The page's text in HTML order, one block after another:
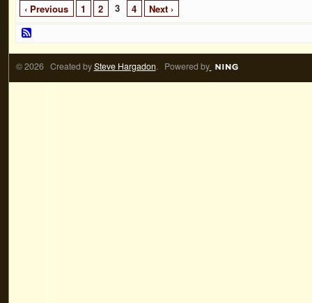
‹ Previous
1 2 3 4 Next ›
© 2026 Created bySteve Hargadon. Powered by